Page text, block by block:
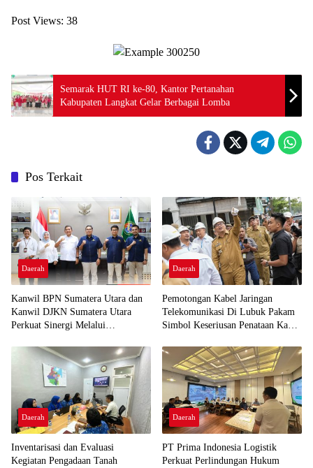
Post Views: 38
Semarak HUT RI ke-80, Kantor Pertanahan
Kabupaten Langkat Gelar Berbagai Lomba
Pos Terkait
Daerah
Kanwil BPN Sumatera Utara dan
Kanwil DJKN Sumatera Utara
Perkuat Sinergi Melalui
Daerah
Pemotongan Kabel Jaringan
Telekomunikasi Di Lubuk Pakam
Simbol Keseriusan Penataan Kabel
Daerah
Inventarisasi dan Evaluasi
Kegiatan Pengadaan Tanah
Daerah
PT Prima Indonesia Logistik
Perkuat Perlindungan Hukum